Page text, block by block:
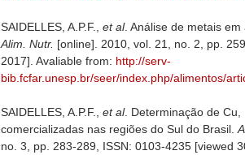
SAIDELLES, A.P.F., et al. Análise de metais
Alim. Nutr. [online]. 2010, vol. 21, no. 2, pp.
2017]. Avaliable from: http://serv-
bib.fcfar.unesp.br/seer/index.php/alimentos/
SAIDELLES, A.P.F., et al. Determinação de
comercializadas nas regiões do Sul do Brasil.
no. 3, pp. 283-289, ISSN: 0103-4235 [viewed